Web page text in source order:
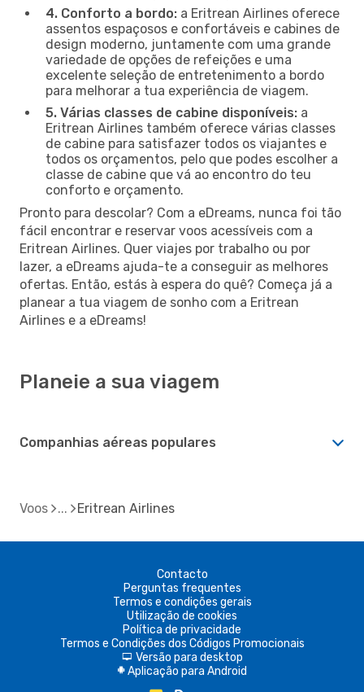
4. Conforto a bordo: a Eritrean Airlines oferece
assentos espaçosos e confortáveis e cabines de
design moderno, juntamente com uma grande
variedade de opções de refeições e uma
excelente seleção de entretenimento a bordo
para melhorar a tua experiência de viagem.
5. Várias classes de cabine disponíveis: a
Eritrean Airlines também oferece várias classes
de cabine para satisfazer todos os viajantes e
todos os orçamentos, pelo que podes escolher a
classe de cabine que vá ao encontro do teu
conforto e orçamento.
Pronto para descolar? Com a eDreams, nunca foi tão
fácil encontrar e reservar voos acessíveis com a
Eritrean Airlines. Quer viajes por trabalho ou por
lazer, a eDreams ajuda-te a conseguir as melhores
ofertas. Então, estás à espera do quê? Começa já a
planear a tua viagem de sonho com a Eritrean
Airlines e a eDreams!
Planeie a sua viagem
Companhias aéreas populares
Voos Eritrean Airlines
Contacto
Perguntas frequentes
Termos e condições gerais
Utilização de cookies
Política de privacidade
Termos e Condições dos Códigos Promocionais
d Versão para desktop
A Aplicação para Android